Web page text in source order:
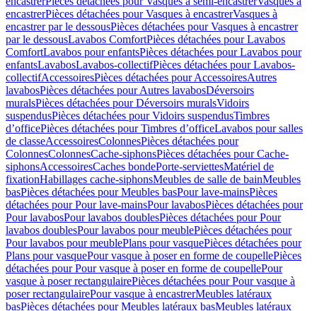
encastrerPièces détachées pour Vasques à encastrerVasques à
encastrer par le dessousPièces détachées pour Vasques à encastrer
par le dessousLavabos ComfortPièces détachées pour Lavabos
ComfortLavabos pour enfantsPièces détachées pour Lavabos pour
enfantsLavabosLavabos-collectifPièces détachées pour Lavabos-
collectifAccessoiresPièces détachées pour AccessoiresAutres
lavabosPièces détachées pour Autres lavabosDéversoirs
muralsPièces détachées pour Déversoirs muralsVidoirs
suspendusPièces détachées pour Vidoirs suspendusTimbres
dʼofficePièces détachées pour Timbres dʼofficeLavabos pour salles
de classeAccessoiresColonnesPièces détachées pour
ColonnesColonnesCache-siphonsPièces détachées pour Cache-
siphonsAccessoiresCaches bondePorte-serviettesMatériel de
fixationHabillages cache-siphonsMeubles de salle de bainMeubles
basPièces détachées pour Meubles basPour lave-mainsPièces
détachées pour Pour lave-mainsPour lavabosPièces détachées pour
Pour lavabosPour lavabos doublesPièces détachées pour Pour
lavabos doublesPour lavabos pour meublePièces détachées pour
Pour lavabos pour meublePlans pour vasquePièces détachées pour
Plans pour vasquePour vasque à poser en forme de coupellePièces
détachées pour Pour vasque à poser en forme de coupellePour
vasque à poser rectangulairePièces détachées pour Pour vasque à
poser rectangulairePour vasque à encastrerMeubles latéraux
basPièces détachées pour Meubles latéraux basMeubles latéraux